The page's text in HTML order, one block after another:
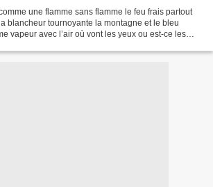
une flamme sans flamme le feu frais partout
blancheur tournoyante la montagne et le bleu
vapeur avec l’air où vont les yeux ou est-ce les